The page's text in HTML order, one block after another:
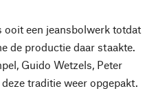
ooit een jeansbolwerk totdat
de productie daar staakte.
Guido Wetzels, Peter
traditie weer opgepakt.